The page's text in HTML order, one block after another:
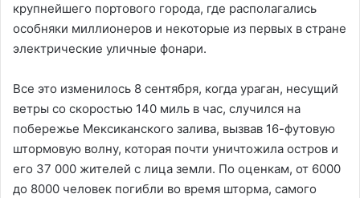
крупнейшего портового города, где располагались
особняки миллионеров и некоторые из первых в стране
электрические уличные фонари.
Все это изменилось 8 сентября, когда ураган, несущий
ветры со скоростью 140 миль в час, случился на
побережье Мексиканского залива, вызвав 16-футовую
штормовую волну, которая почти уничтожила остров и
его 37 000 жителей с лица земли. По оценкам, от 6000
до 8000 человек погибли во время шторма, самого